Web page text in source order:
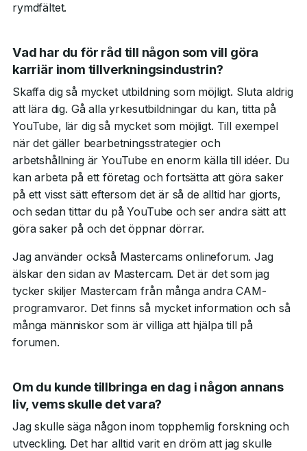
rymdfältet.
Vad har du för råd till någon som vill göra
karriär inom tillverkningsindustrin?
Skaffa dig så mycket utbildning som möjligt. Sluta aldrig
att lära dig. Gå alla yrkesutbildningar du kan, titta på
YouTube, lär dig så mycket som möjligt. Till exempel
när det gäller bearbetningsstrategier och
arbetshållning är YouTube en enorm källa till idéer. Du
kan arbeta på ett företag och fortsätta att göra saker
på ett visst sätt eftersom det är så de alltid har gjorts,
och sedan tittar du på YouTube och ser andra sätt att
göra saker på och det öppnar dörrar.
Jag använder också Mastercams onlineforum. Jag
älskar den sidan av Mastercam. Det är det som jag
tycker skiljer Mastercam från många andra CAM-
programvaror. Det finns så mycket information och så
många människor som är villiga att hjälpa till på
forumen.
Om du kunde tillbringa en dag i någon annans
liv, vems skulle det vara?
Jag skulle säga någon inom topphemlig forskning och
utveckling. Det har alltid varit en dröm att jag skulle